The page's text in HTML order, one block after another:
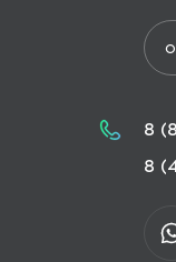
8
8